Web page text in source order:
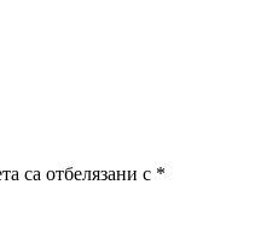
са отбелязани с *